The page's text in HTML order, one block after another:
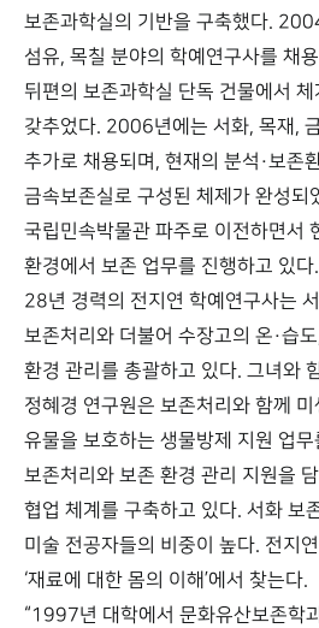
보존과학실의 기반을 구축했다.
섬유, 목칠 분야의 학예연구사를 채
뒤편의 보존과학실 단독 건물에서
갖추었다. 2006년에는 서화, 목재,
추가로 채용되며, 현재의 분석·보존
금속보존실로 구성된 체제가 완성되
국립민속박물관 파주로 이전하면서
환경에서 보존 업무를 진행하고 있
28년 경력의 전지연 학예연구사는
보존처리와 더불어 수장고의 온·습
환경 관리를 총괄하고 있다. 그녀와
정혜경 연구원은 보존처리와 함께
유물을 보호하는 생물방제 지원 업
보존처리와 보존 환경 관리 지원을
협업 체계를 구축하고 있다. 서화 보
미술 전공자들의 비중이 높다. 전지
‘재료에 대한 몸의 이해’에서 찾는다.
“1997년 대학에서 문화유산보존학